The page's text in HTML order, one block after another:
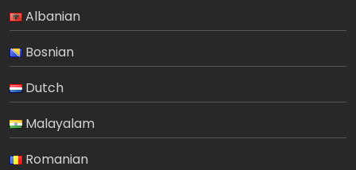
Albanian
Bosnian
Dutch
Malayalam
Romanian